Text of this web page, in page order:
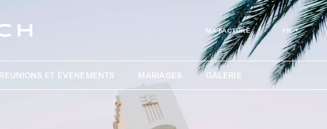
MA FACTURE FR
RÉUNIONS ET ÉVÉNEMENTS MARIAGES GALERIE